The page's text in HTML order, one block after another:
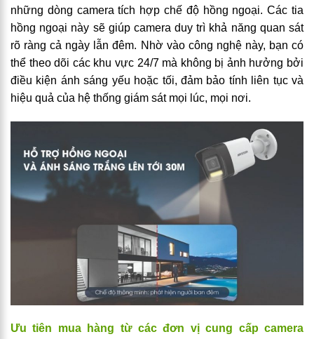
những dòng camera tích hợp chế độ hồng ngoại. Các tia
hồng ngoại này sẽ giúp camera duy trì khả năng quan sát
rõ ràng cả ngày lẫn đêm. Nhờ vào công nghệ này, bạn có
thể theo dõi các khu vực 24/7 mà không bị ảnh hưởng bởi
điều kiện ánh sáng yếu hoặc tối, đảm bảo tính liên tục và
hiệu quả của hệ thống giám sát mọi lúc, mọi nơi.
Ưu tiên mua hàng từ các đơn vị cung cấp camera